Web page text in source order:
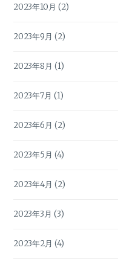
2023年10月 (2)
2023年9月 (2)
2023年8月 (1)
2023年7月 (1)
2023年6月 (2)
2023年5月 (4)
2023年4月 (2)
2023年3月 (3)
2023年2月 (4)